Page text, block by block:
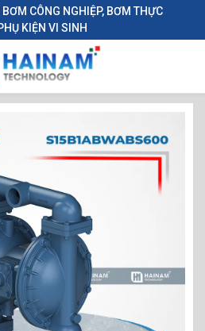
CÔNG NGHIỆP, BƠM THỰC
KIỆN VI SINH